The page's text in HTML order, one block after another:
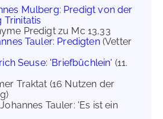
Mulberg: Predigt von der
Trinitatis
Predigt zu Mc 13,33
Tauler: Predigten(Vetter
Seuse: 'Briefbüchlein' (11.
Traktat (16 Nutzen der
Tauler: 'Es ist ein